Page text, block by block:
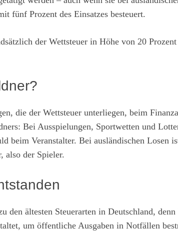
fünf Prozent des Einsatzes besteuert.
der Wettsteuer in Höhe von 20
die der Wettsteuer unterliegen, beim
Bei Ausspielungen, Sportwetten und
beim Veranstalter. Bei ausländischen Losen
also der Spieler.
den ältesten Steuerarten in Deutschland,
um öffentliche Ausgaben in Notfällen